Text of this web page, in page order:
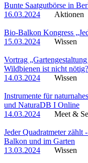
Bunte Saatgutbörse in
16.03.2024
Aktionen
Bio-Balkon Kongress
15.03.2024
Wissen
Vortrag
Wildbienen ist nicht
14.03.2024
Wissen
Instrumente für
und NaturaDB I Online
14.03.2024
Meet &
Jeder Quadratmeter zählt
Balkon und im Garten
13.03.2024
Wissen